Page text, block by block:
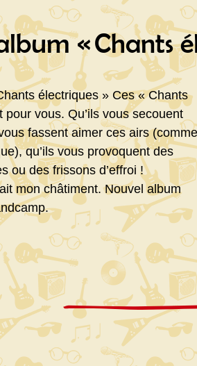
« Chants
électriques » Ces « Chants
pour vous. Qu’ils vous secouent
fassent aimer ces airs (comme
qu’ils vous provoquent des
ou des frissons d’effroi !
mon châtiment. Nouvel album